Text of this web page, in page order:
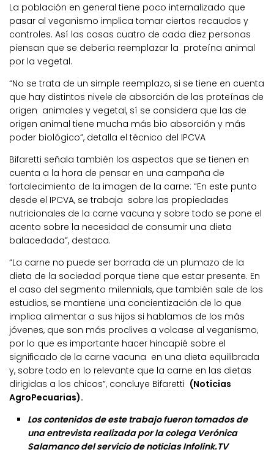
La población en general tiene poco internalizado que
pasar al veganismo implica tomar ciertos recaudos y
controles. Así las cosas cuatro de cada diez personas
piensan que se debería reemplazar la proteína animal
por la vegetal.
“No se trata de un simple reemplazo, si se tiene en cuenta
que hay distintos nivele de absorción de las proteínas de
origen animales y vegetal, sí se considera que las de
origen animal tiene mucha más bio absorción y más
poder biológico”, detalla el técnico del IPCVA
Bifaretti señala también los aspectos que se tienen en
cuenta a la hora de pensar en una campaña de
fortalecimiento de la imagen de la carne: “En este punto
desde el IPCVA, se trabaja sobre las propiedades
nutricionales de la carne vacuna y sobre todo se pone el
acento sobre la necesidad de consumir una dieta
balacedada”, destaca.
“La carne no puede ser borrada de un plumazo de la
dieta de la sociedad porque tiene que estar presente. En
el caso del segmento milennials, que también sale de los
estudios, se mantiene una concientización de lo que
implica alimentar a sus hijos si hablamos de los más
jóvenes, que son más proclives a volcase al veganismo,
por lo que es importante hacer hincapié sobre el
significado de la carne vacuna en una dieta equilibrada
y, sobre todo en lo relevante que la carne en las dietas
dirigidas a los chicos”, concluye Bifaretti (Noticias
AgroPecuarias).
Los contenidos de este trabajo fueron tomados de
una entrevista realizada por la colega Verónica
Salamanco del servicio de noticias Infolink.TV